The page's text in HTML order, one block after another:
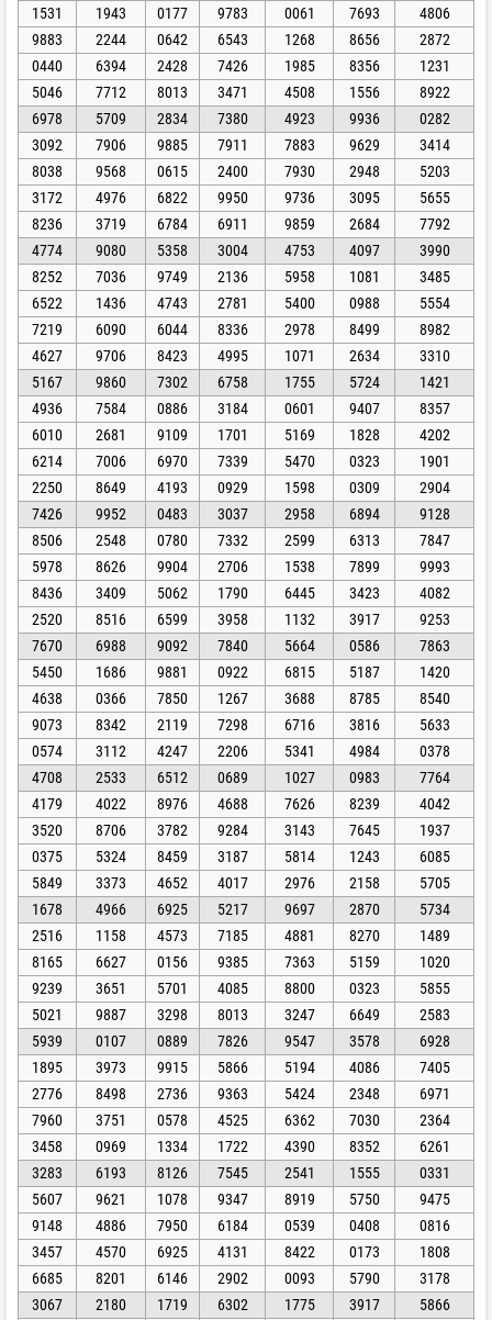
1531
1943 0177 9783 0061 7693
4806
9883
2244 0642 6543 1268 8656
2872
0440
6394 2428 7426 1985 8356
1231
5046
7712 8013 3471 4508 1556
8922
6978
5709 2834 7380 4923 9936
0282
3092
7906 9885 7911 7883 9629
3414
8038
9568 0615 2400 7930 2948
5203
3172
4976 6822 9950 9736 3095
5655
8236
3719 6784 6911 9859 2684
7792
4774
9080 5358 3004 4753 4097
3990
8252
7036 9749 2136 5958 1081
3485
6522
1436 4743 2781 5400 0988
5554
7219
6090 6044 8336 2978 8499
8982
4627
9706 8423 4995 1071 2634
3310
5167
9860 7302 6758 1755 5724
1421
4936
7584 0886 3184 0601 9407
8357
6010
2681 9109 1701 5169 1828
4202
6214
7006 6970 7339 5470 0323
1901
2250
8649 4193 0929 1598 0309
2904
7426
9952 0483 3037 2958 6894
9128
8506
2548 0780 7332 2599 6313
7847
5978
8626 9904 2706 1538 7899
9993
8436
3409 5062 1790 6445 3423
4082
2520
8516 6599 3958 1132 3917
9253
7670
6988 9092 7840 5664 0586
7863
5450
1686 9881 0922 6815 5187
1420
4638
0366 7850 1267 3688 8785
8540
9073
8342 2119 7298 6716 3816
5633
0574
3112 4247 2206 5341 4984
0378
4708
2533 6512 0689 1027 0983
7764
4179
4022 8976 4688 7626 8239
4042
3520
8706 3782 9284 3143 7645
1937
0375
5324 8459 3187 5814 1243
6085
5849
3373 4652 4017 2976 2158
5705
1678
4966 6925 5217 9697 2870
5734
2516
1158 4573 7185 4881 8270
1489
8165
6627 0156 9385 7363 5159
1020
9239
3651 5701 4085 8800 0323
5855
5021
9887 3298 8013 3247 6649
2583
5939
0107 0889 7826 9547 3578
6928
1895
3973 9915 5866 5194 4086
7405
2776
8498 2736 9363 5424 2348
6971
7960
3751 0578 4525 6362 7030
2364
3458
0969 1334 1722 4390 8352
6261
3283
6193 8126 7545 2541 1555
0331
5607
9621 1078 9347 8919 5750
9475
9148
4886 7950 6184 0539 0408
0816
3457
4570 6925 4131 8422 0173
1808
6685
8201 6146 2902 0093 5790
3178
3067
2180 1719 6302 1775 3917
5866